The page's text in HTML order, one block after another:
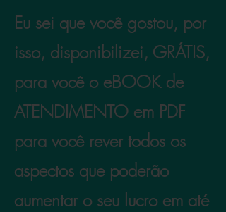
Eu sei que você gostou, por
isso, disponibilizei, GRÁTIS,
para você o eBOOK de
ATENDIMENTO em PDF
para você rever todos os
aspectos que poderão
aumentar o seu lucro em até